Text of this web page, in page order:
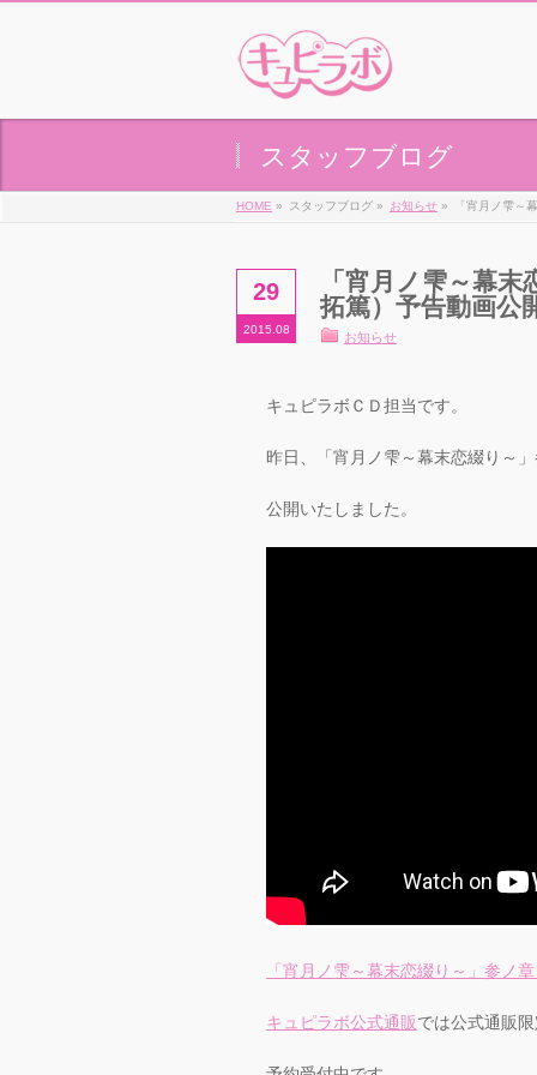
スタッフブログ
HOME » スタッフブログ » お知らせ » 「宵月ノ雫～
29
2015.08
「宵月ノ雫～幕
拓篤）予告動画公
お知らせ
キュピラボＣＤ担当です。
昨日、「宵月ノ雫～幕末恋綴り～
公開いたしました。
「宵月ノ雫～幕末恋綴り～」参
キュピラボ公式通販では公式通販